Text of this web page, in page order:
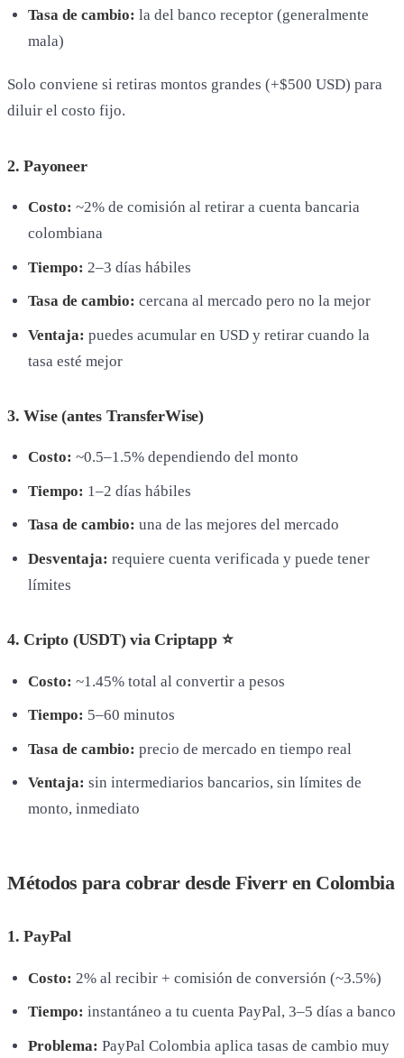
Tasa de cambio: la del banco receptor (generalmente
mala)
Solo conviene si retiras montos grandes (+$500 USD) para
diluir el costo fijo.
2. Payoneer
Costo: ~2% de comisión al retirar a cuenta bancaria
colombiana
Tiempo: 2–3 días hábiles
Tasa de cambio: cercana al mercado pero no la mejor
Ventaja: puedes acumular en USD y retirar cuando la
tasa esté mejor
3. Wise (antes TransferWise)
Costo: ~0.5–1.5% dependiendo del monto
Tiempo: 1–2 días hábiles
Tasa de cambio: una de las mejores del mercado
Desventaja: requiere cuenta verificada y puede tener
límites
4. Cripto (USDT) via Criptapp ⭐
Costo: ~1.45% total al convertir a pesos
Tiempo: 5–60 minutos
Tasa de cambio: precio de mercado en tiempo real
Ventaja: sin intermediarios bancarios, sin límites de
monto, inmediato
Métodos para cobrar desde Fiverr en Colombia
1. PayPal
Costo: 2% al recibir + comisión de conversión (~3.5%)
Tiempo: instantáneo a tu cuenta PayPal, 3–5 días a banco
Problema: PayPal Colombia aplica tasas de cambio muy